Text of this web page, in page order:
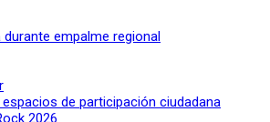
empalme regional
de participación ciudadana
2026